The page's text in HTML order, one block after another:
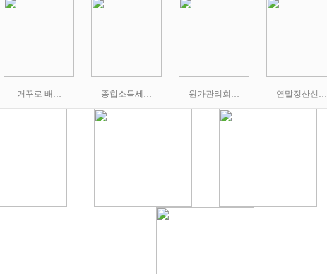
거꾸로 배… 종합소득세… 원가관리회… 연말정산신…